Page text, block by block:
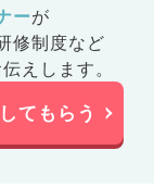
ーが
修制度など
えします。
てもらう